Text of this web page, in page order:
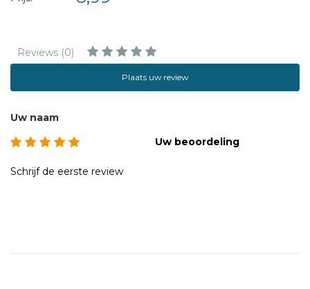
'John Ehle is een meesterverteller.'- Maya Angelo
John Ehle (1925) is bekend van zijn historische romans over
de Appalachen, het berggebied waarin hij opgroeide. Zijn
roman'The Journey of August King'is verfilmd.
Reviews (0)
Plaats uw review
Uw naam
Uw beoordeling
Schrijf de eerste review